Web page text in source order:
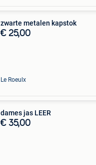
zwarte metalen kapstok
€ 25,00
Le Roeulx
dames jas LEER
€ 35,00